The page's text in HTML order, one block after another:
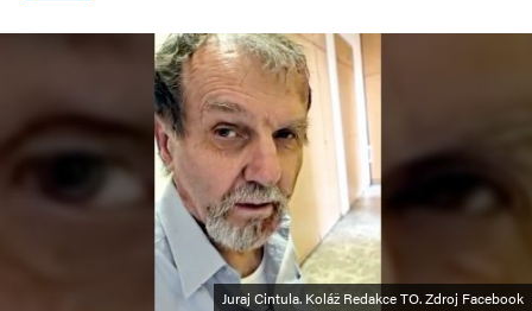
Juraj Cintula. Koláž Redakce TO. Zdroj Facebook